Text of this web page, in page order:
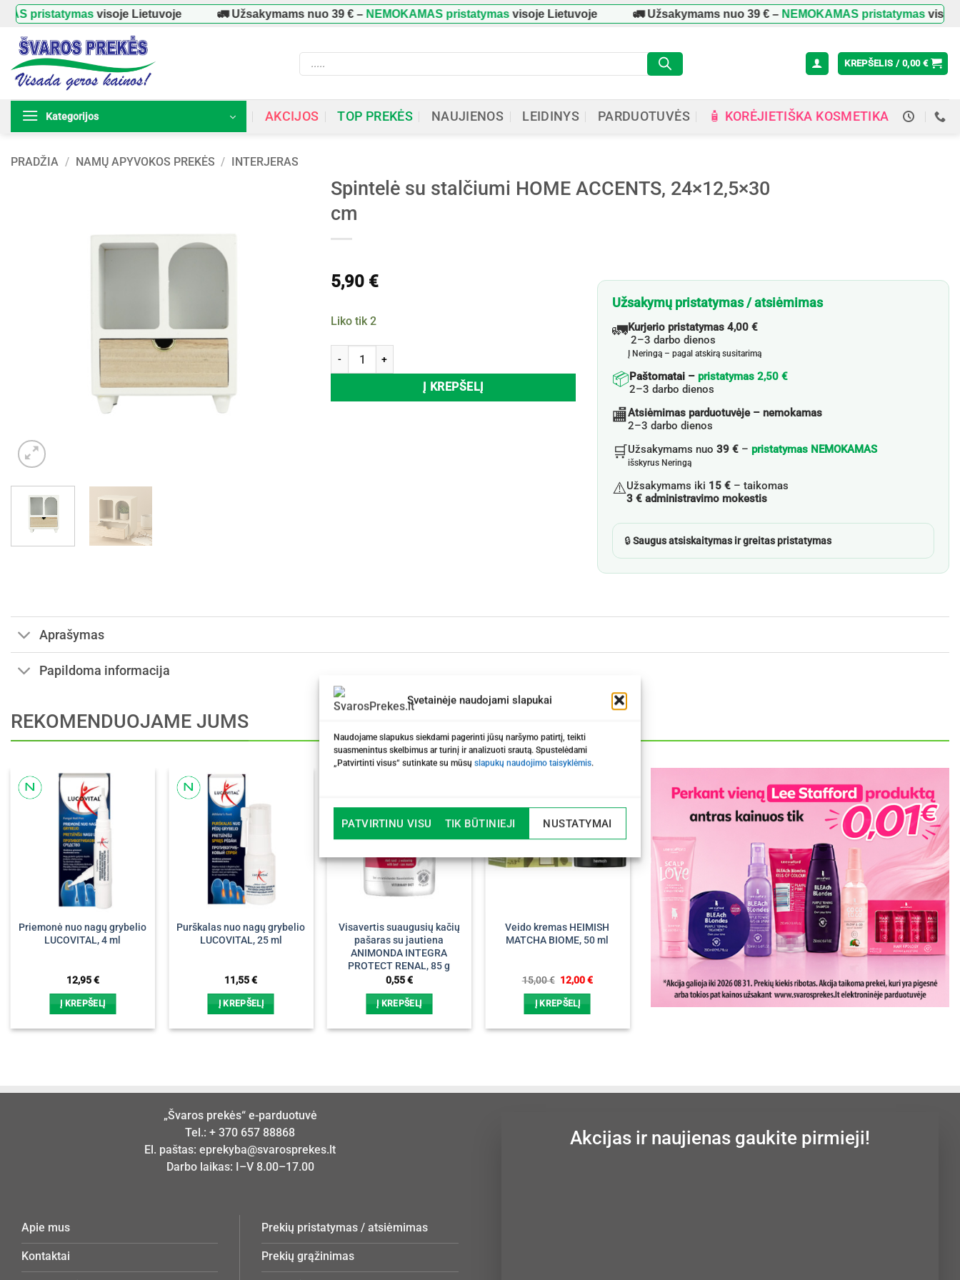
Svetainėje naudojami slapukai
Naudojame slapukus siekdami pagerinti jūsų naršymo patirtį, teikti
suasmenintus skelbimus ar turinį ir analizuoti srautą. Spustelėdami
„Patvirtinti visus“ sutinkate su mūsų slapukų naudojimo taisyklėmis.
PATVIRTINU VISUS TIK BŪTINIEJI NUSTATYMAI
Skip
content
visoje Lietuvoje 🚛 Užsakymams nuo39 €–NEMOKAMAS pristatymasvisoje Lietuvoje 🚛 Užsakymams nuo39 €–NEMOKAMAS pristatymasvisoje
Products
search
KREPŠELIS / 0,00 €
Kategorijos AKCIJOS TOP PREKĖS NAUJIENOS LEIDINYS PARDUOTUVĖS 🧴 KORĖJIETIŠKA KOSMETIKA
PRADŽIA / NAMŲ APYVOKOS PREKĖS / INTERJERAS
Spintelė su stalčiumi HOME ACCENTS, 24×12,5×30
cm
5,90 €
Liko tik 2
produkto kiekis: Spintelė su stalčiumi HOME ACCENTS, 24×12,5×30 cm
Į KREPŠELĮ
Užsakymų pristatymas / atsiėmimas
🚛Kurjerio pristatymas 4,00 €
2–3 darbo dienos
Į Neringą – pagal atskirą susitarimą
📦Paštomatai – pristatymas 2,50 €
2–3 darbo dienos
🏬Atsiėmimas parduotuvėje – nemokamas
2–3 darbo dienos
🛒Užsakymams nuo39 € – pristatymas NEMOKAMAS
išskyrus Neringą
⚠️Užsakymams iki 15 € – taikomas
3 € administravimo mokestis
🔒Saugus atsiskaitymas ir greitas pristatymas
Aprašymas
Papildoma informacija
REKOMENDUOJAME JUMS
Priemonė nuo nagų grybelio
LUCOVITAL, 4 ml
12,95€
Į KREPŠELĮ
Purškalas nuo nagų grybelio
LUCOVITAL, 25 ml
11,55€
Į KREPŠELĮ
Visavertis suaugusių kačių
pašaras su jautiena
ANIMONDA INTEGRA
PROTECT RENAL, 85 g
0,55€
Į KREPŠELĮ
Veido kremas HEIMISH
MATCHA BIOME, 50 ml
15,00€ Original
was:
15,00 €.
12,00€Current
Į KREPŠELĮ
„Švaros prekės“ e-parduotuvė
Tel.: + 370 657 88868
El. paštas: eprekyba@svarosprekes.lt
Darbo laikas: I–V 8.00–17.00
Apie mus
Kontaktai
Prekių pristatymas / atsiėmimas
Prekių grąžinimas
Akcijas ir naujienas gaukite pirmieji!